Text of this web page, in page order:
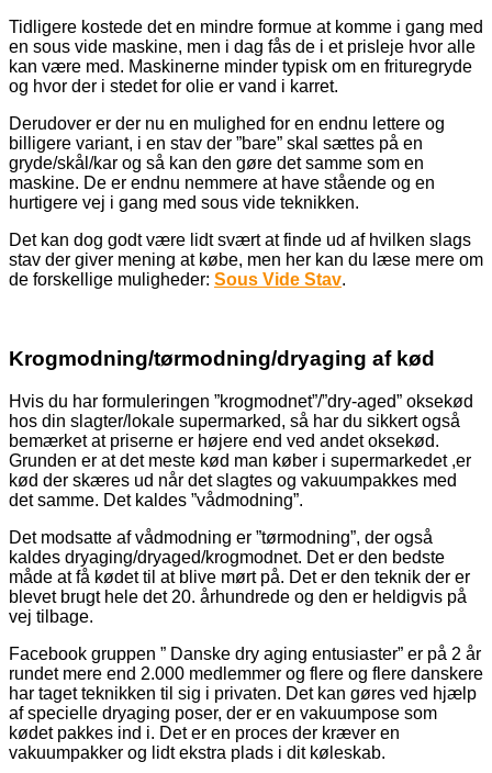
Tidligere kostede det en mindre formue at komme i gang med
en sous vide maskine, men i dag fås de i et prisleje hvor alle
kan være med. Maskinerne minder typisk om en frituregryde
og hvor der i stedet for olie er vand i karret.
Derudover er der nu en mulighed for en endnu lettere og
billigere variant, i en stav der ”bare” skal sættes på en
gryde/skål/kar og så kan den gøre det samme som en
maskine. De er endnu nemmere at have stående og en
hurtigere vej i gang med sous vide teknikken.
Det kan dog godt være lidt svært at finde ud af hvilken slags
stav der giver mening at købe, men her kan du læse mere om
de forskellige muligheder: Sous Vide Stav.
Krogmodning/tørmodning/dryaging af kød
Hvis du har formuleringen ”krogmodnet”/”dry-aged” oksekød
hos din slagter/lokale supermarked, så har du sikkert også
bemærket at priserne er højere end ved andet oksekød.
Grunden er at det meste kød man køber i supermarkedet ,er
kød der skæres ud når det slagtes og vakuumpakkes med
det samme. Det kaldes ”vådmodning”.
Det modsatte af vådmodning er ”tørmodning”, der også
kaldes dryaging/dryaged/krogmodnet. Det er den bedste
måde at få kødet til at blive mørt på. Det er den teknik der er
blevet brugt hele det 20. århundrede og den er heldigvis på
vej tilbage.
Facebook gruppen ” Danske dry aging entusiaster” er på 2 år
rundet mere end 2.000 medlemmer og flere og flere danskere
har taget teknikken til sig i privaten. Det kan gøres ved hjælp
af specielle dryaging poser, der er en vakuumpose som
kødet pakkes ind i. Det er en proces der kræver en
vakuumpakker og lidt ekstra plads i dit køleskab.